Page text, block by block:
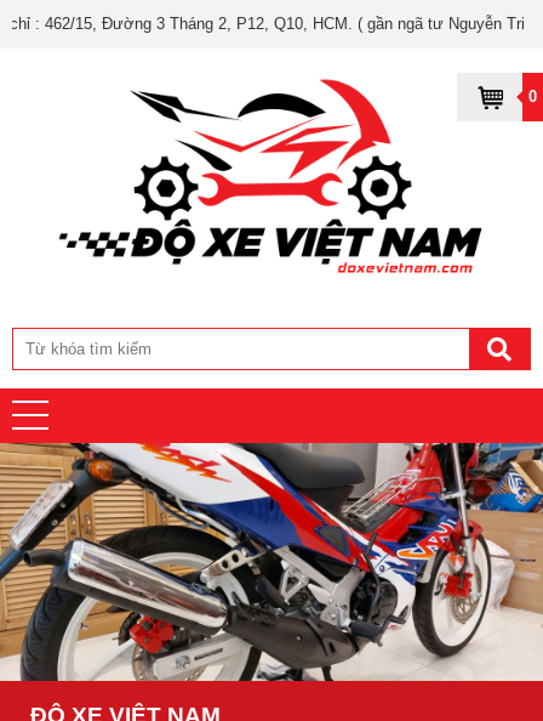
Đường 3 Tháng 2, P12, Q10, HCM. ( gần ngã tư Nguyễn Tri Phương và 3
0
ĐỘ XE VIỆT NAM